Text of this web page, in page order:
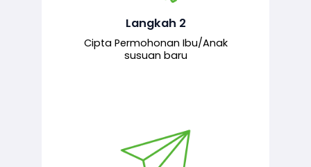
Langkah 2
Cipta Permohonan Ibu/Anak
susuan baru
baharu melalui sistem.